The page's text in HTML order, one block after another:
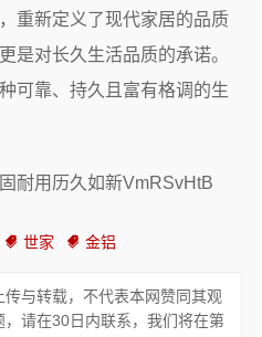
重新定义了现代家居的品质
是对长久生活品质的承诺。
可靠、持久且富有格调的生
耐用历久如新VmRSvHtB
世家 金铝
与转载，不代表本网赞同其观
请在30日内联系，我们将在第